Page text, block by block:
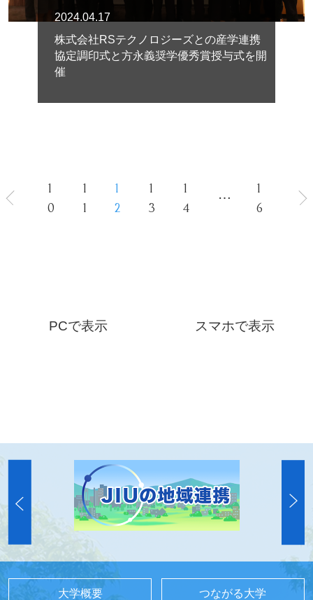
2024.04.17
株式会社RSテクノロジーズとの産学連携
協定調印式と方永義奨学優秀賞授与式を開
催
1
0
1
1
1
2
1
3
1
4
⋯
1
6
PCで表示 スマホで表示
大学概要 つながる大学